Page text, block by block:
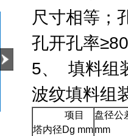
金属孔板波纹填料
尺寸相等；
孔开孔率
5、 填料组
波纹填料组
项目
塔内径Dg mm
盘径公
mm